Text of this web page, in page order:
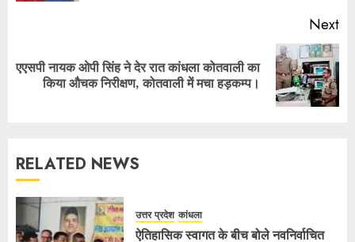
Next
एएसपी नायक ओपी सिंह ने देर रात कांधला कोतवाली का
किया औचक निरीक्षण, कोतवाली में मचा हड़कम्प।
RELATED NEWS
उत्तर प्रदेश कांधला
ऐतिहासिक स्वागत के बीच बोले नवनिर्वाचित